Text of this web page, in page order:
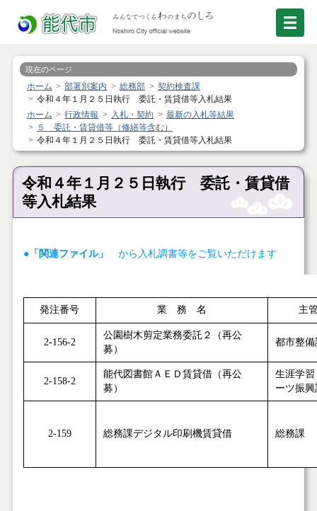
現在のページ
ホーム 部署別案内 総務部
契約検査課
令和４年１月２５日執行 委託・賃貸借等入札結果
ホーム
行政情報 入札・契約
最新の入札等結果
５ 委託・賃貸借等（修繕等含む）
令和４年１月２５日執行 委託・賃貸借等入札結果
令和４年１月２５日執行 委託・賃貸借
等入札結果
●「関連ファイル」 から入札調書等をご覧いただけます
発注番号 業 務 名 主
2-156-2
公園樹木剪定業務委託２（再公
募）
都市整備
2-158-2
能代図書館ＡＥＤ賃貸借（再公
募）
生涯学習
ーツ振興
2-159 総務課デジタル印刷機賃貸借 総務課